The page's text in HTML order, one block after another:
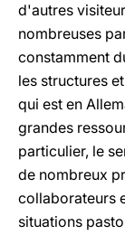
d'autres
nombreuses
constamment
les structures
qui est en
grandes
particulier, le
de nombreux
collaborateurs
situations